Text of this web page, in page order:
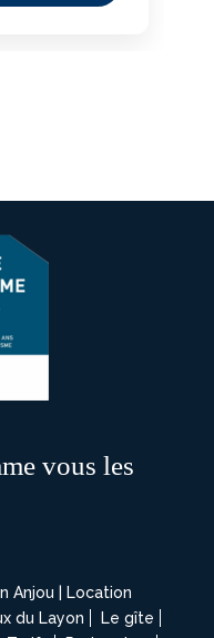
vous les
Anjou | Location
du Layon
Le gîte